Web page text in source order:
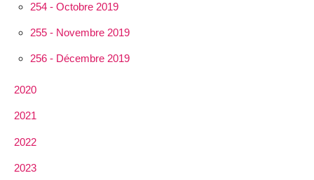
254 - Octobre 2019
255 - Novembre 2019
256 - Décembre 2019
2020
2021
2022
2023